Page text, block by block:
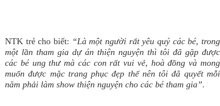
NTK trẻ cho biết: “Là một người rất yêu quý các bé, trong
một lần tham gia dự án thiện nguyện thì tôi đã gặp được
các bé ung thư mà các con rất vui vẻ, hoà đồng và mong
muốn được mặc trang phục đẹp thế nên tôi đã quyết mỗi
năm phải làm show thiện nguyện cho các bé tham gia”.